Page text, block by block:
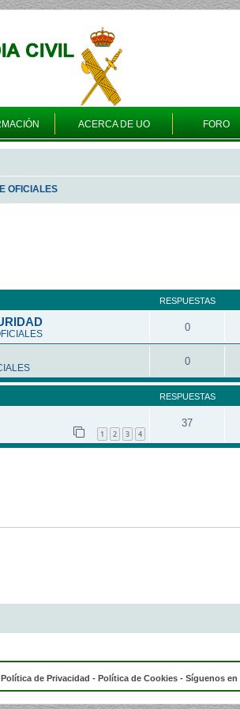
ACERCA DE UO FORO
OFICIALES
RESPUESTAS
0
0
RESPUESTAS
1 2 3 4
37
Política de Privacidad - Política de Cookies - Síguenos en